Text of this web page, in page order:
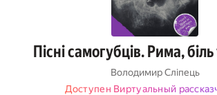
Пісні самогубців. Рима,
Володимир Сліпець
Доступен Виртуальный